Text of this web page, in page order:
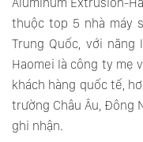
thuộc top 5 nhà máy
Trung Quốc, với năng
Haomei là công ty mẹ
khách hàng quốc tế,
trường Châu Âu, Đông
ghi nhận.